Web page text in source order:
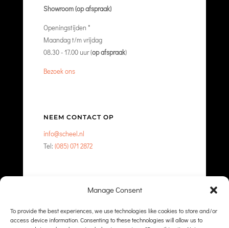
Manage Consent
To provide the best experiences, we use technologies like cookies to store and/or
access device information. Consenting to these technologies will allow us to
Showroom (op afspraak)
Openingstijden *
Maandag t/m vrijdag
08.30 - 17.00 uur (op afspraak)
Bezoek ons
NEEM CONTACT OP
info@scheel.nl
Tel: (085) 071 2872
NEEM CONTACT OP